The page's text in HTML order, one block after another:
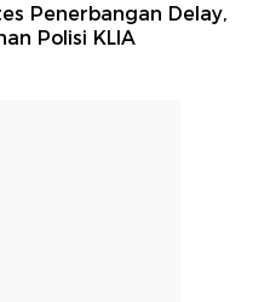
Penerbangan Delay,
Polisi KLIA